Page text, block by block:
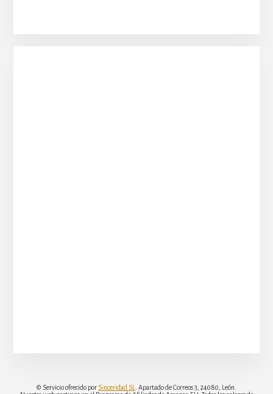
© Servicio ofrecido por Sinceridad SL
. Apartado de Correos 3, 24080, León.